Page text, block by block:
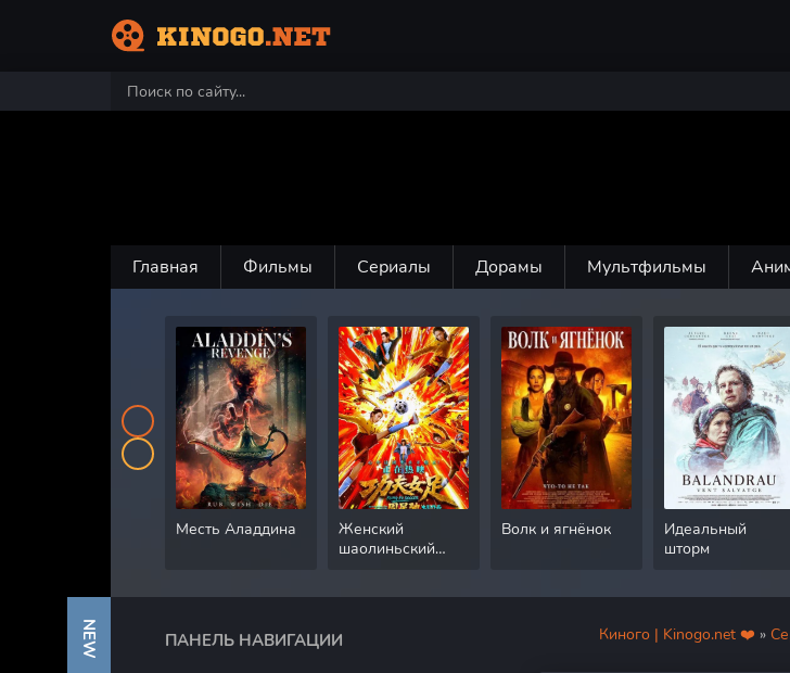
Главная Фильмы Сериалы Дорамы Мультфильмы
Месть Аладдина
Женский
шаолиньский
Волк и ягнёнок
Идеальный
шторм
Киного | Kinogo.net ❤️ »
ПАНЕЛЬ НАВИГАЦИИ
NEW